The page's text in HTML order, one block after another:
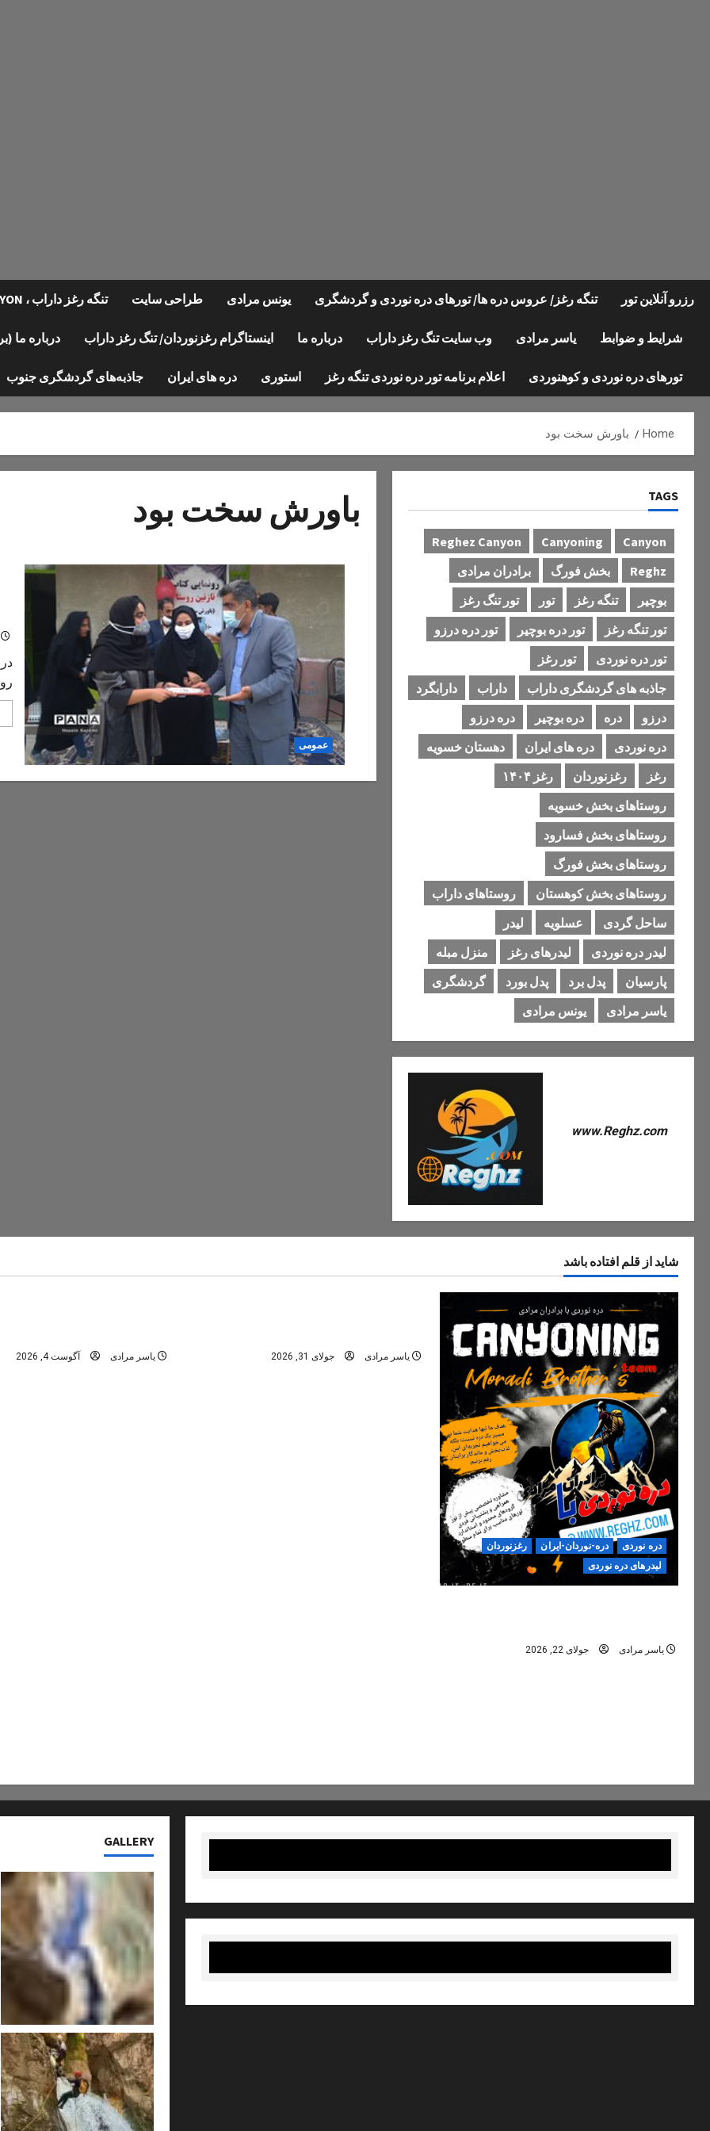
رزرو آنلاین تور تنگه رغز/ عروس دره ها/ تورهای دره نوردی و گردشگری یونس مرادی طراحی سایت تنگه رغز داراب ، REGHZ CANYON
شرایط و ضوابط یاسر مرادی وب سایت تنگ رغز داراب درباره ما اینستاگرام رغزنوردان/ تنگ رغز داراب درباره ما
تورهای دره نوردی و کوهنوردی اعلام برنامه تور دره نوردی تنگه رغز استوری دره های ایران جاذبه‌های گردشگری جنوب
Home باورش سخت بود
باورش سخت بود
عمومی
TAGS
Canyon
Canyoning
Reghez Canyon
Reghz
بخش فورگ
برادران مرادی
بوچیر
تنگه رغز تور
تور تنگ رغز
تور تنگه رغز
تور دره بوچیر
تور دره درزو
تور دره نوردی
تور رغز
جاذبه های گردشگری داراب
داراب
دارابگرد
درزو
دره دره بوچیر
دره درزو
دره نوردی
دره های ایران
دهستان خسویه
رغز
رغزنوردان
رغز ۱۴۰۴
روستاهای بخش خسویه
روستاهای بخش فسارود
روستاهای بخش فورگ
روستاهای بخش کوهستان
روستاهای داراب
ساحل گردی
عسلویه
لیدر
لیدر دره نوردی
لیدرهای رغز
منزل مبله
پارسیان
پدل برد پدل بورد
گردشگری
یاسر مرادی
یونس مرادی
www.Reghz.com
شاید از قلم افتاده باشد
یاسر مرادی آگوست 4, 2026 یاسر مرادی جولای 31, 2026
دره نوردی دره-نوردان-ایران
رغزنوردان
لیدرهای دره نوردی
یاسر مرادی جولای 22, 2026
GALLERY